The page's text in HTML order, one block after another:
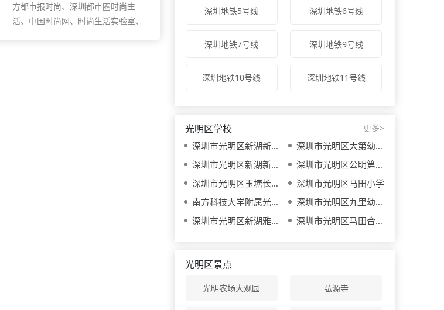
方都市报时尚、深圳都市圈时尚生
活、中国时尚网、时尚生活实验室、
深圳地铁5号线 深圳地铁6号线
深圳地铁7号线 深圳地铁9号线
深圳地铁10号线 深圳地铁11号线
光明区学校 更多>
深圳市光明区新湖新星幼儿园
深圳市光明区大第幼儿园
深圳市光明区新湖新美幼儿园
深圳市光明区公明第二幼儿园
深圳市光明区玉塘长凤幼儿园
深圳市光明区马田小学
南方科技大学附属光明凤凰学校
深圳市光明区九里幼儿园
深圳市光明区新湖雅培幼儿园
深圳市光明区马田合欣幼儿园
光明区景点
光明农场大观园 弘源寺